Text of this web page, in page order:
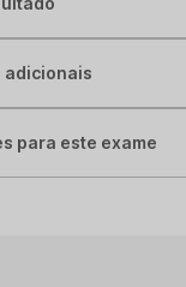
adicionais
para este exame